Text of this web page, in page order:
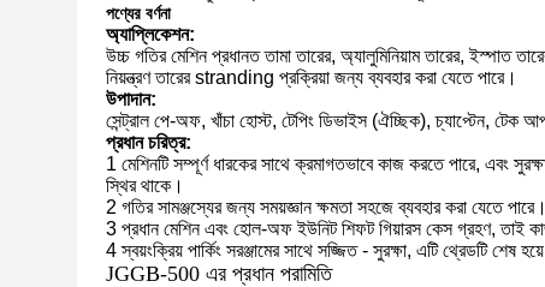
পণ্যের বর্ণনা
অ্যাপ্লিকেশন:
উচ্চ গতির মেশিন প্রধানত তামা তারের, অ্যালুমিনিয়াম তারের,
নিয়ন্ত্রণ তারের stranding প্রক্রিয়া জন্য ব্যবহার করা যেতে পারে।
উপাদান:
সেন্ট্রাল পে-অফ, খাঁচা হোস্ট, টেপিং ডিভাইস (ঐচ্ছিক), চ্যাপ্টেন, টেক
প্রধান চরিত্র:
1 মেশিনটি সম্পূর্ণ ধারকের সাথে ক্রমাগতভাবে কাজ করতে পারে, এবং
স্থির থাকে।
2 গতির সামঞ্জস্যের জন্য সময়জ্ঞান ক্ষমতা সহজে ব্যবহার করা যেতে
3 প্রধান মেশিন এবং হোল-অফ ইউনিট শিফট গিয়ারস কেস গ্রহণ, তাই
4 স্বয়ংক্রিয় পার্কিং সরঞ্জামের সাথে সজ্জিত - সুরক্ষা, এটি থ্রেডটি শেষ
JGGB-500 এর প্রধান পরামিতি